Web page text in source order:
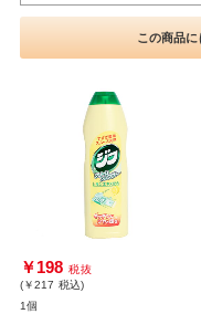
この商品
￥198 税抜
(￥217 税込)
1個